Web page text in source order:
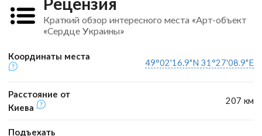
Краткий обзор интересного места «Арт-объект
«Сердце Украины»
Координаты места
49°02'16.9"N 31°27'08.9"E
Расстояние от
Киева
207 км
Подъехать